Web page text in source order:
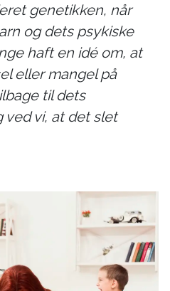
genetikken, når
og dets psykiske
haft en idé om, at
eller mangel på
til dets
vi, at det slet